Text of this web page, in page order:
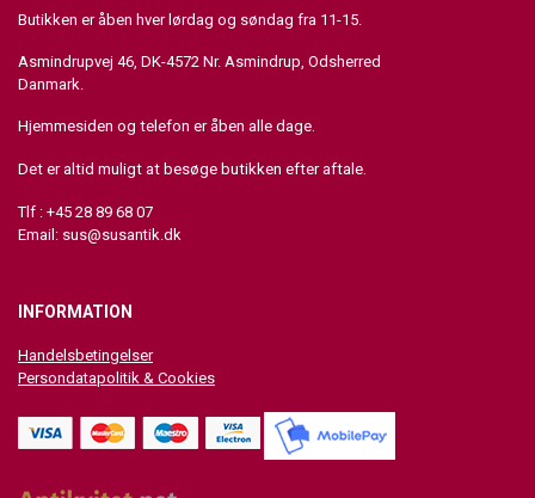
Butikken er åben hver lørdag og søndag fra 11-15.
Asmindrupvej 46, DK-4572 Nr. Asmindrup, Odsherred
Danmark.
Hjemmesiden og telefon er åben alle dage.
Det er altid muligt at besøge butikken efter aftale.
Tlf : +45 28 89 68 07
Email: sus@susantik.dk
INFORMATION
Handelsbetingelser
Persondatapolitik & Cookies